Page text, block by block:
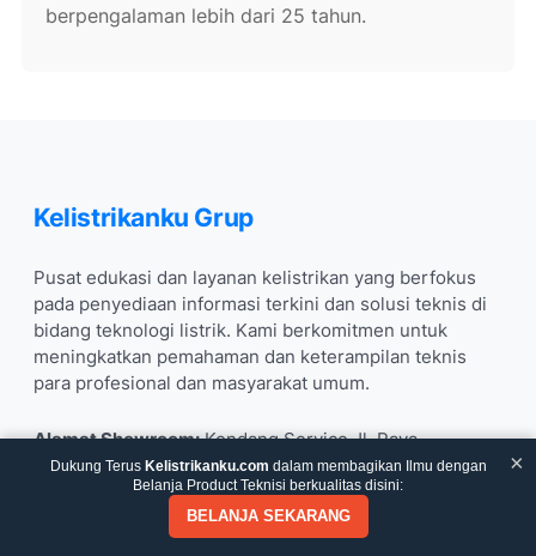
berpengalaman lebih dari 25 tahun.
Dukung Terus Kelistrikanku.com dalam membagikan Ilmu dengan
Belanja Product Teknisi berkualitas disini:
BELANJA SEKARANG
×
Kelistrikanku Grup
Pusat edukasi dan layanan kelistrikan yang berfokus
pada penyediaan informasi terkini dan solusi teknis di
bidang teknologi listrik. Kami berkomitmen untuk
meningkatkan pemahaman dan keterampilan teknis
para profesional dan masyarakat umum.
Alamat Showroom:Kondang Service Jl. Raya
Sukamerang, Sukalilah, Kec. Cibatu, Kabupaten Garut,